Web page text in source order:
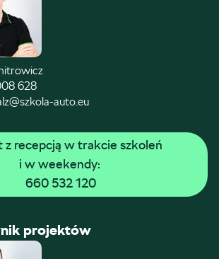
628
auto.eu
recepcją w trakcie szkoleń
i w weekendy:
660 532 120
projektów